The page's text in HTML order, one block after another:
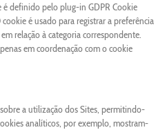
é definido pelo plug-in GDPR Cookie
cookie é usado para registrar a preferência
relação à categoria correspondente.
em coordenação com o cookie
a utilização dos Sites, permitindo-
analíticos, por exemplo, mostram-